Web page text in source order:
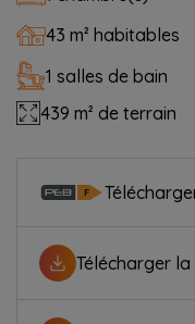
43 m² habitables
1 salles de bain
439 m² de terrain
Télécharger